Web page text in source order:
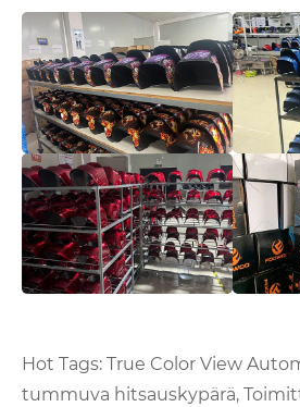
Hot Tags: True Color View
tummuva hitsauskypärä,